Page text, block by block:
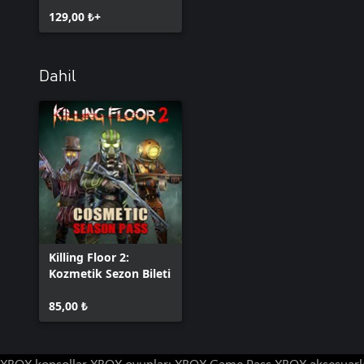
129,00 ₺+
Dahil
Killing Floor 2:
Kozmetik Sezon Bileti
85,00 ₺